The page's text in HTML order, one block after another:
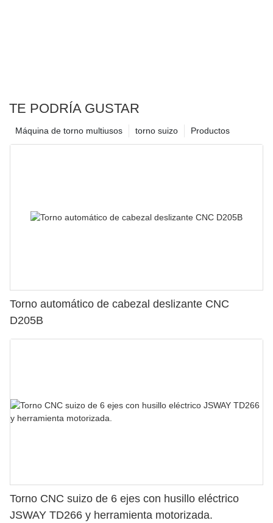
TE PODRÍA GUSTAR
Productos
torno suizo
Máquina de torno multiusos
Torno automático de cabezal deslizante CNC
D205B
Torno CNC suizo de 6 ejes con husillo eléctrico
JSWAY TD266 y herramienta motorizada.